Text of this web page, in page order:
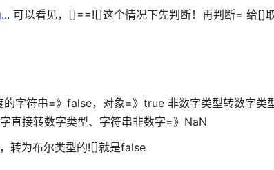
可以看见，[]==![]这个情况下先判断！再判断= 给[]
字符串=》false，对象=》true 非数字类型转数字类
直接转数字类型、字符串非数字=》NaN
转为布尔类型的![]就是false